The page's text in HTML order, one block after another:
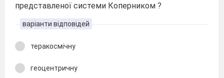
представленої системи Коперником ?
варіанти відповідей
теракосмічну
геоцентричну